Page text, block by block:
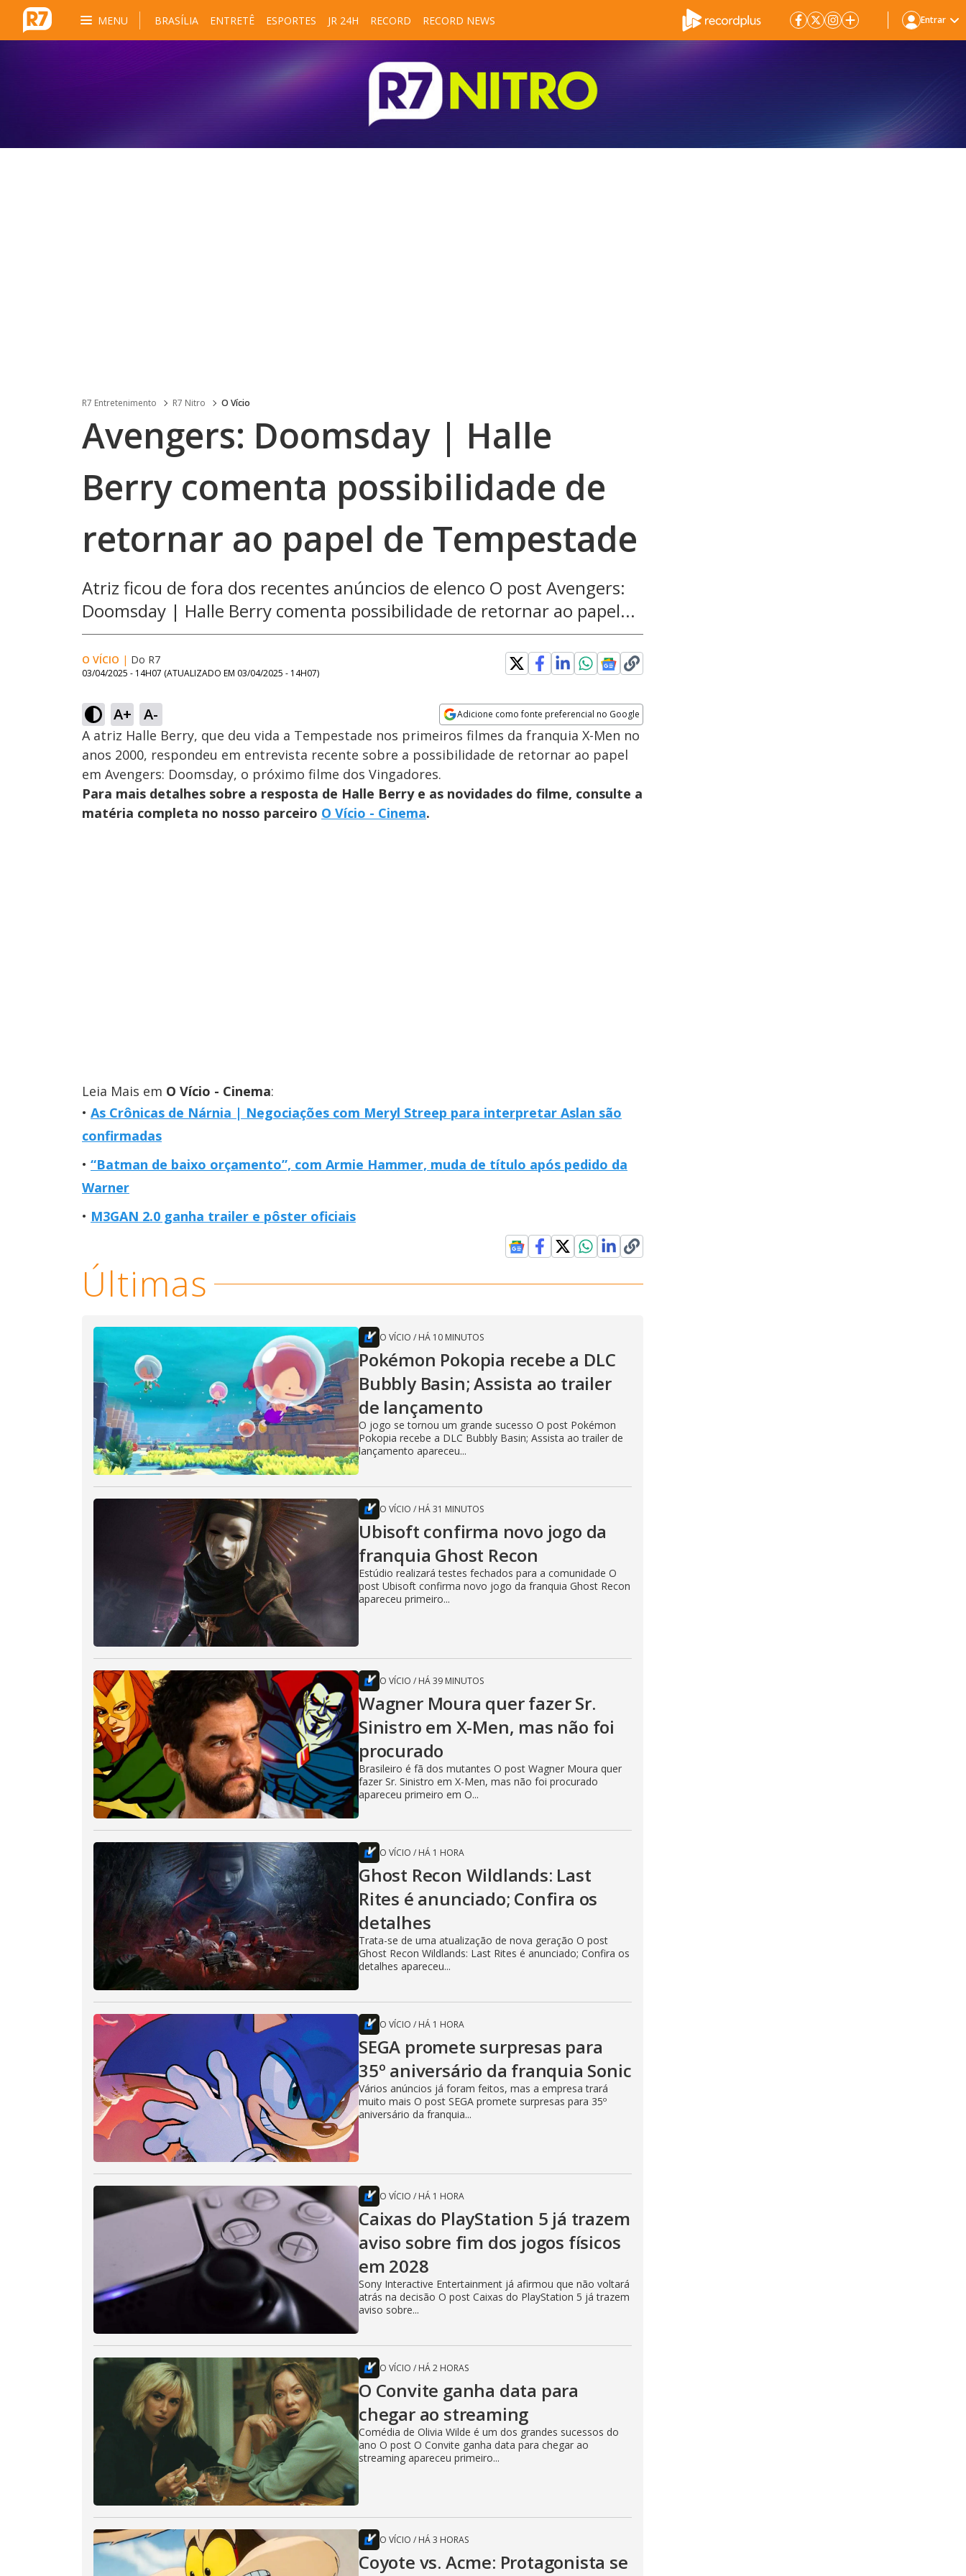
MENU BRASÍLIA ENTRETÊ ESPORTES JR 24H RECORD RECORD NEWS Entrar
R7 Entretenimento R7 Nitro O Vício
Avengers: Doomsday | Halle
Berry comenta possibilidade de
retornar ao papel de Tempestade
Atriz ficou de fora dos recentes anúncios de elenco O post Avengers:
Doomsday | Halle Berry comenta possibilidade de retornar ao papel...
O VÍCIO | Do R7
03/04/2025 - 14H07 (ATUALIZADO EM 03/04/2025 - 14H07)
A+ A- Adicione como fonte preferencial no Google
Opens in new window
A atriz Halle Berry, que deu vida a Tempestade nos primeiros filmes da franquia X-Men no
anos 2000, respondeu em entrevista recente sobre a possibilidade de retornar ao papel
em Avengers: Doomsday, o próximo filme dos Vingadores.
Para mais detalhes sobre a resposta de Halle Berry e as novidades do filme, consulte a
matéria completa no nosso parceiro O Vício - Cinema.
Leia Mais em O Vício - Cinema:
As Crônicas de Nárnia | Negociações com Meryl Streep para interpretar Aslan são
confirmadas
“Batman de baixo orçamento”, com Armie Hammer, muda de título após pedido da
Warner
M3GAN 2.0 ganha trailer e pôster oficiais
Últimas
O VÍCIO / HÁ 10 MINUTOS
Pokémon Pokopia recebe a DLC
Bubbly Basin; Assista ao trailer
de lançamento
O jogo se tornou um grande sucesso O post Pokémon
Pokopia recebe a DLC Bubbly Basin; Assista ao trailer de
lançamento apareceu...
O VÍCIO / HÁ 31 MINUTOS
Ubisoft confirma novo jogo da
franquia Ghost Recon
Estúdio realizará testes fechados para a comunidade O
post Ubisoft confirma novo jogo da franquia Ghost Recon
apareceu primeiro...
O VÍCIO / HÁ 39 MINUTOS
Wagner Moura quer fazer Sr.
Sinistro em X-Men, mas não foi
procurado
Brasileiro é fã dos mutantes O post Wagner Moura quer
fazer Sr. Sinistro em X-Men, mas não foi procurado
apareceu primeiro em O...
O VÍCIO / HÁ 1 HORA
Ghost Recon Wildlands: Last
Rites é anunciado; Confira os
detalhes
Trata-se de uma atualização de nova geração O post
Ghost Recon Wildlands: Last Rites é anunciado; Confira os
detalhes apareceu...
O VÍCIO / HÁ 1 HORA
SEGA promete surpresas para
35º aniversário da franquia Sonic
Vários anúncios já foram feitos, mas a empresa trará
muito mais O post SEGA promete surpresas para 35º
aniversário da franquia...
O VÍCIO / HÁ 1 HORA
Caixas do PlayStation 5 já trazem
aviso sobre fim dos jogos físicos
em 2028
Sony Interactive Entertainment já afirmou que não voltará
atrás na decisão O post Caixas do PlayStation 5 já trazem
aviso sobre...
O VÍCIO / HÁ 2 HORAS
O Convite ganha data para
chegar ao streaming
Comédia de Olivia Wilde é um dos grandes sucessos do
ano O post O Convite ganha data para chegar ao
streaming apareceu primeiro...
O VÍCIO / HÁ 3 HORAS
Coyote vs. Acme: Protagonista se